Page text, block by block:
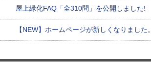
屋上緑化FAQ「全310問」を公開しました!
【NEW】ホームページが新しくなりました。